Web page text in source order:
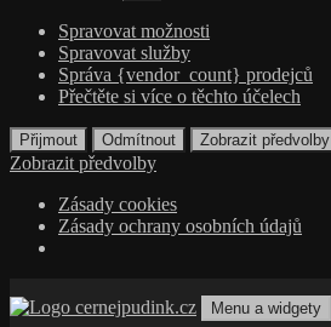
Spravovat možnosti
Spravovat služby
Správa {vendor_count} prodejců
Přečtěte si více o těchto účelech
Přijmout Odmítnout Zobrazit předvolby
Zobrazit předvolby
Zásady cookies
Zásady ochrany osobních údajů
k
Menu a widgety